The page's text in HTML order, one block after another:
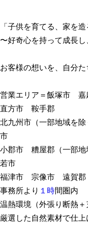
「 子供を育てる、家を造
〜好奇心を持って成長
お客様の想いを、自分た
営業エリア＝飯塚市
直方市 鞍手郡
北九州市（一部地域
市
小郡市 糟屋郡（一部
若市
福津市 宗像市 遠賀
事務所より １時間圏内
温熱環境（外張り断熱
厳選した自然素材で仕上